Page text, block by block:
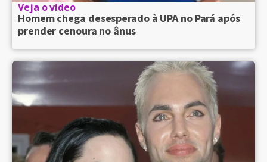
Veja o vídeo
Homem chega desesperado à UPA no Pará após
prender cenoura no ânus